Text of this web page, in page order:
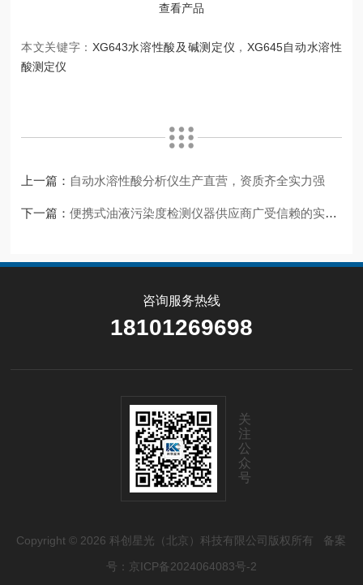
查看产品
本文关键字： XG643水溶性酸及碱测定仪 ， XG645自动水溶性
酸测定仪
上一篇： 自动水溶性酸分析仪生产直营，资质齐全实力强
下一篇：便携式油液污染度检测仪器供应商广受信赖的实力盘点
咨询服务热线
18101269698
关
注
公
众
号
Copyright © 2026 科创星光（北京）科技有限公司版权所有 备案
号：京ICP备2024064083号-2